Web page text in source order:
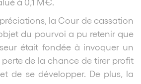
la Cour de cassation
du pourvoi a pu retenir que
était fondée à invoquer un
de la chance de tirer profit
de se développer. De plus, la